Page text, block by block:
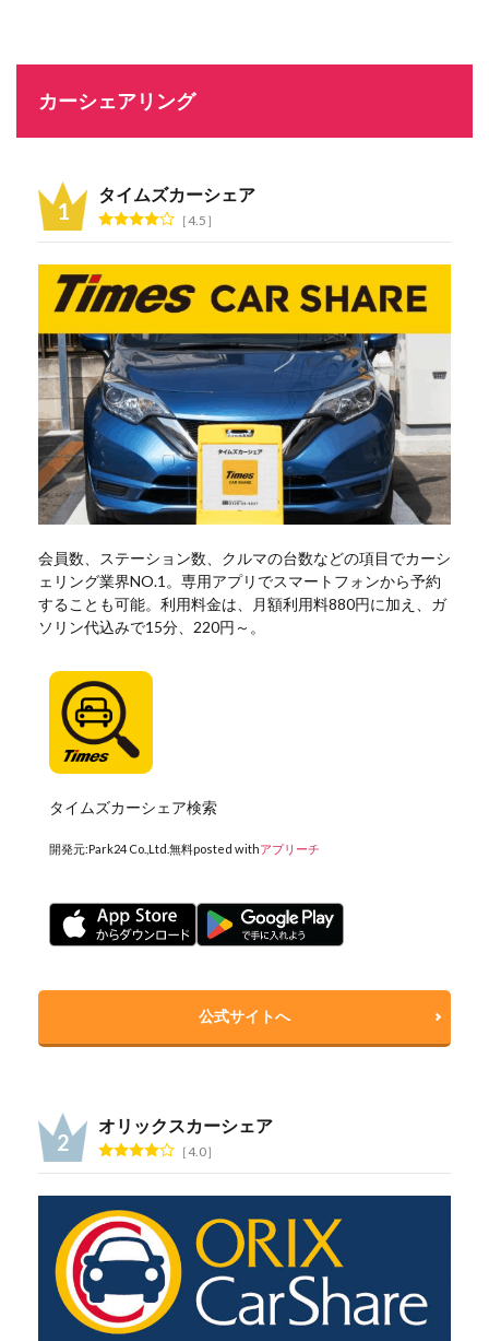
カーシェアリング
タイムズカーシェア
4.5
会員数、ステーション数、クルマの台数などの項目でカーシ
ェリング業界NO.1。専用アプリでスマートフォンから予約
することも可能。利用料金は、月額利用料880円に加え、ガ
ソリン代込みで15分、220円～。
タイムズカーシェア検索
開発元:Park24 Co.,Ltd. 無料posted withアプリーチ
公式サイトへ
オリックスカーシェア
4.0